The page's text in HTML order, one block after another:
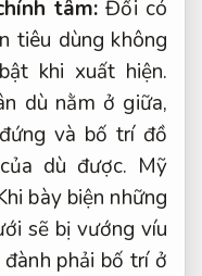
tâm: Đối có
tiêu dùng không
khi xuất hiện.
dù nằm ở giữa,
và bố trí đồ
dù được. Mỹ
bày biện những
sẽ bị vướng víu
đành phải bố trí ở